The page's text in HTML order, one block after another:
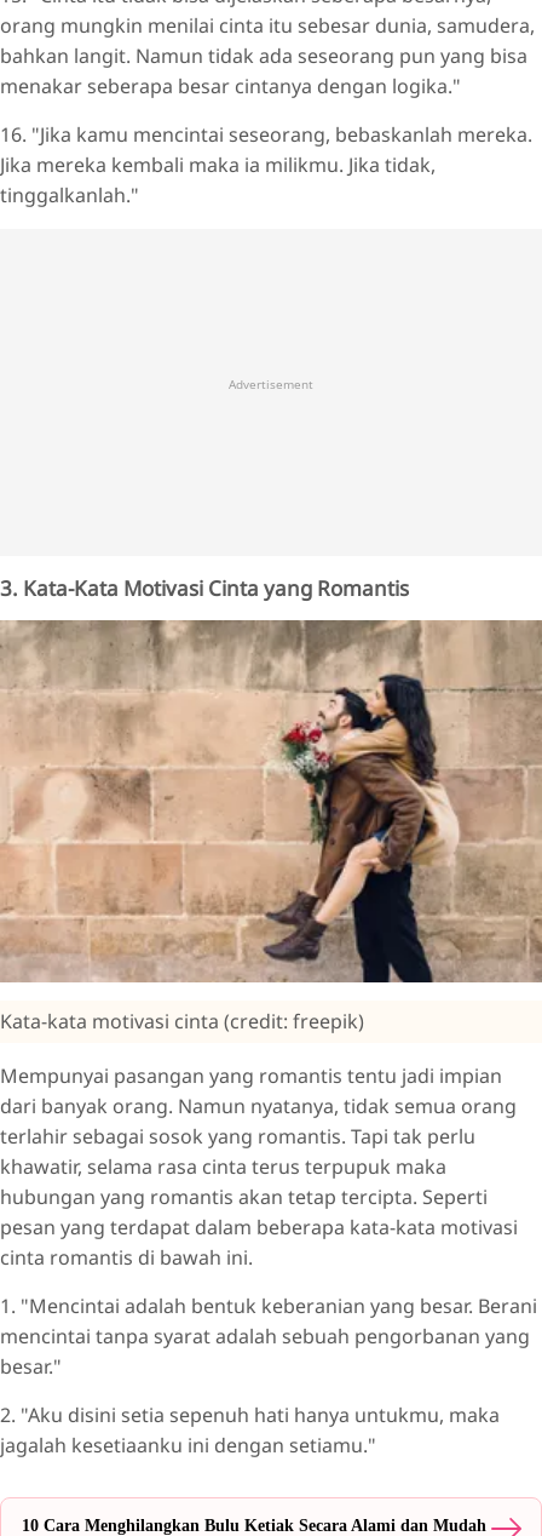
orang mungkin menilai cinta itu sebesar dunia, samudera,
bahkan langit. Namun tidak ada seseorang pun yang bisa
menakar seberapa besar cintanya dengan logika."
16. "Jika kamu mencintai seseorang, bebaskanlah mereka.
Jika mereka kembali maka ia milikmu. Jika tidak,
tinggalkanlah."
Advertisement
3. Kata-Kata Motivasi Cinta yang Romantis
Kata-kata motivasi cinta (credit: freepik)
Mempunyai pasangan yang romantis tentu jadi impian
dari banyak orang. Namun nyatanya, tidak semua orang
terlahir sebagai sosok yang romantis. Tapi tak perlu
khawatir, selama rasa cinta terus terpupuk maka
hubungan yang romantis akan tetap tercipta. Seperti
pesan yang terdapat dalam beberapa kata-kata motivasi
cinta romantis di bawah ini.
1. "Mencintai adalah bentuk keberanian yang besar. Berani
mencintai tanpa syarat adalah sebuah pengorbanan yang
besar."
2. "Aku disini setia sepenuh hati hanya untukmu, maka
jagalah kesetiaanku ini dengan setiamu."
10 Cara Menghilangkan Bulu Ketiak Secara Alami dan Mudah